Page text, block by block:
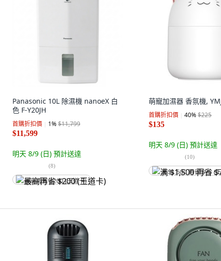
Panasonic 10L 除濕機 nanoeX 白
色 F-Y20JH
首購折扣價 1%$11,799
$11,599
明天 8/9 (日) 預計送達
(8)
最高再省 $200 (王道卡)
萌寵加濕器 香氛機,
首購折扣價 40%$225
$135
明天 8/9 (日) 預計送達
(10)
满 $1,500 再省 $75 (